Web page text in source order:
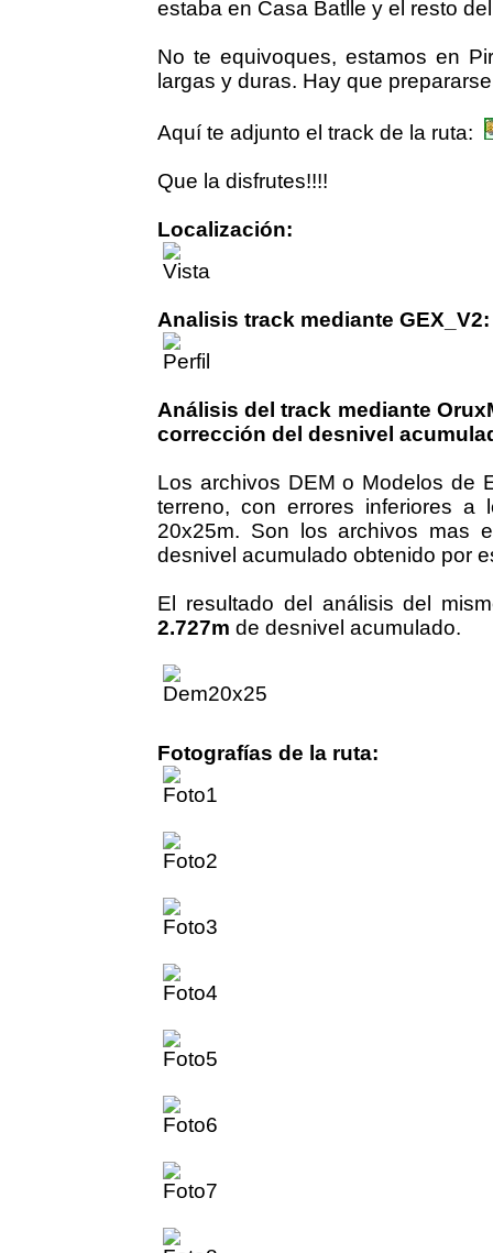
estaba en Casa Batlle y el resto
No te equivoques, estamos en
largas y duras. Hay que
Aquí te adjunto el track de la ruta:
Que la disfrutes!!!!
Localización:
Analisis track mediante GEX_V2:
Análisis del track mediante
corrección del desnivel
Los archivos DEM o Modelos de
terreno, con errores inferiores
20x25m. Son los archivos mas
desnivel acumulado obtenido por
El resultado del análisis del
2.727m de desnivel acumulado.
Fotografías de la ruta: